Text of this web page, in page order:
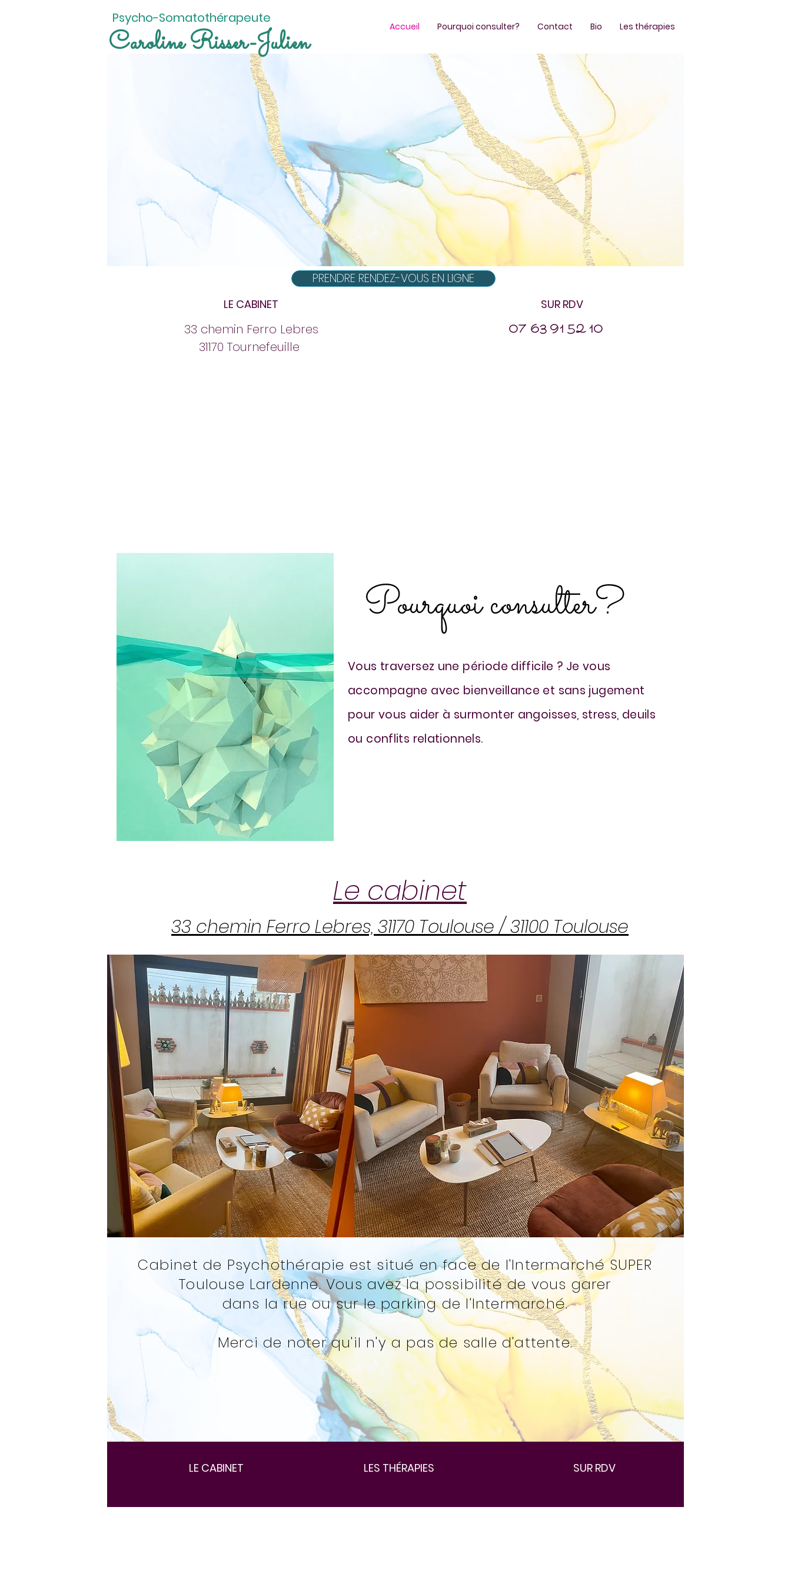
Caroline Risser-Julien
Psycho-Somatothérapeute
Accueil Pourquoi consulter? Contact Bio Les thérapies
Psychothérapie
Toulouse/Tournefeuille
Accompagnement bienveillant pour les adultes, couples et
adolescents. Prise en charge des angoisses, burn-out,
deuils et traumatismes.
LE CABINET
33 chemin Ferro Lebres
31170 Tournefeuille
SUR RDV
07 63 91 52 10
PRENDRE RENDEZ-VOUS EN LIGNE
Pourquoi consulter?
Vous traversez une période difficile ? Je vous
accompagne avec bienveillance et sans jugement
pour vous aider à surmonter angoisses, stress, deuils
ou conflits relationnels.
Le cabinet
33 chemin Ferro Lebres, 31170 Toulouse / 31100 Toulouse
Cabinet de Psychothérapie est situé en face de l'Intermarché SUPER
Toulouse Lardenne.Vous avez la possibilité de vous garer
dans la rue ou sur le parking de l'Intermarché.
Merci de noter qu'il n'y a pas de salle d'attente.
LE CABINET LES THÉRAPIES SUR RDV